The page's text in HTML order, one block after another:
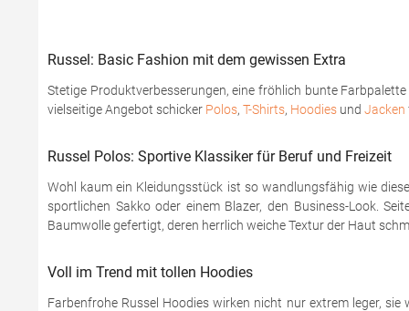
Russel: Basic Fashion mit dem gewissen Extra
Stetige Produktverbesserungen, eine fröhlich bunte
vielseitige Angebot schicker Polos, T-Shirts, Hoodies und Jacken
Russel Polos: Sportive Klassiker für Beruf und Freizeit
Wohl kaum ein Kleidungsstück ist so wandlungsfähig wie
sportlichen Sakko oder einem Blazer, den Business-Look.
Baumwolle gefertigt, deren herrlich weiche Textur der Haut
Voll im Trend mit tollen Hoodies
Farbenfrohe Russel Hoodies wirken nicht nur extrem leger,